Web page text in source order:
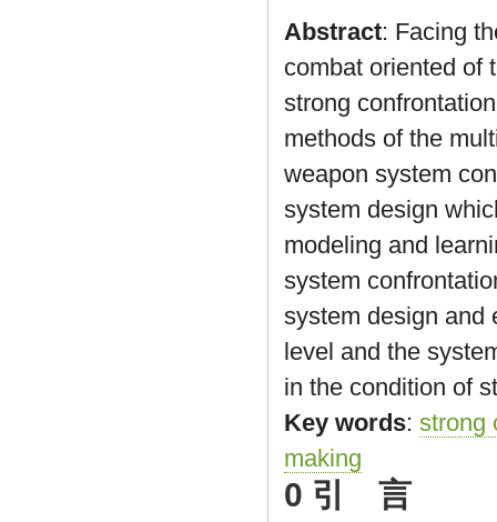
Abstract: Facing
combat oriented of
strong
methods of the
weapon system
system design
modeling and
system
system design and
level and the
in the condition of
Key words: strong
making
0 引 言